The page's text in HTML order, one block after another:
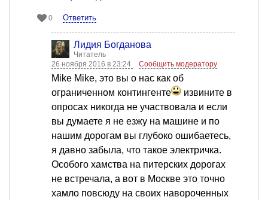
0 Ответить
Лидия Богданова
Читатель
26 ноября 2016 в 23:24
Сообщить модератору
Mike Mike, это вы о нас как об
ограниченном контингенте
извините в
опросах никогда не участвовала и если
вы думаете я не езжу на машине и по
нашим дорогам вы глубоко ошибаетесь,
я давно забыла, что такое электричка.
Особого хамства на питерских дорогах
не встречала, а вот в Москве это точно
хамло повсюду на своих навороченных